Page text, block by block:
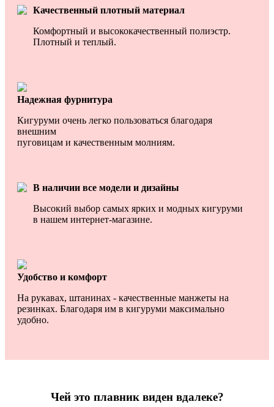
Качественный плотный материал
Комфортный и высококачественный полиэстр.
Плотный и теплый.
Надежная фурнитура
Кигуруми очень легко пользоваться благодаря
внешним
пуговицам и качественным молниям.
В наличии все модели и дизайны
Высокий выбор самых ярких и модных кигуруми
в нашем интернет-магазине.
Удобство и комфорт
На рукавах, штанинах - качественные манжеты на
резинках. Благодаря им в кигуруми максимально
удобно.
Чей это плавник виден вдалеке?